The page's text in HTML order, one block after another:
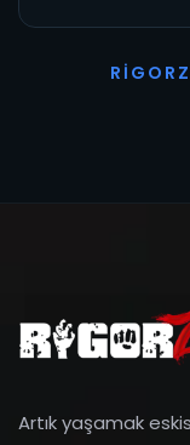
R I G O R Z
Artık yaşamak